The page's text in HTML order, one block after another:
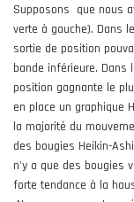
Supposons que nous
verte à gauche). Dans
sortie de position
bande inférieure. Dans
position gagnante le
en place un graphique
la majorité du
des bougies Heikin-
n'y a que des bougies
forte tendance à la